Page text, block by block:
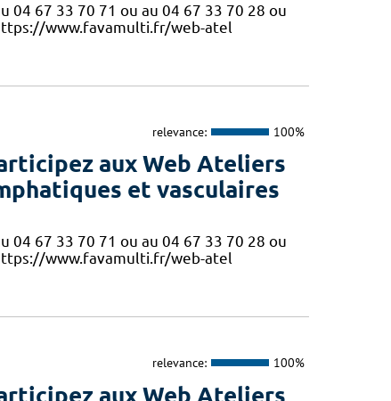
67 33 70 71 ou au 04 67 33 70 28 ou
www.favamulti.fr/web-atel
relevance: 100%
aux Web Ateliers
et vasculaires
67 33 70 71 ou au 04 67 33 70 28 ou
www.favamulti.fr/web-atel
relevance: 100%
aux Web Ateliers